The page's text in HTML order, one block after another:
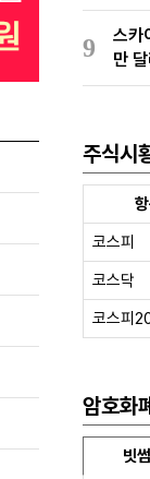
9
스카
만
경
주식시
코스피
코스닥
코스피
암호화
빗썸